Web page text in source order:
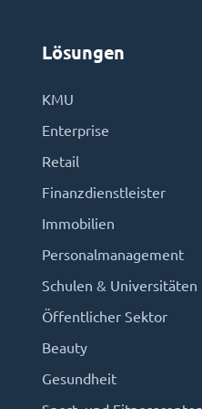
Lösungen
KMU
Enterprise
Retail
Finanzdienstleister
Immobilien
Personalmanagement
Schulen & Universitäten
Öffentlicher Sektor
Beauty
Gesundheit